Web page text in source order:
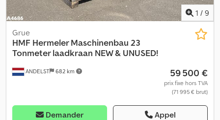
1 / 9
ANDELST 682 km
Grue
HMF Hermeler Maschinenbau 23
Tonmeter laadkraan NEW & UNUSED!
59 500 €
prix fixe hors TVA
(71 995 € brut)
Demander Appel